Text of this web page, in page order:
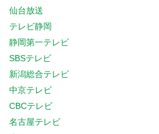
仙台放送
テレビ静岡
静岡第一テレビ
SBSテレビ
新潟総合テレビ
中京テレビ
CBCテレビ
名古屋テレビ